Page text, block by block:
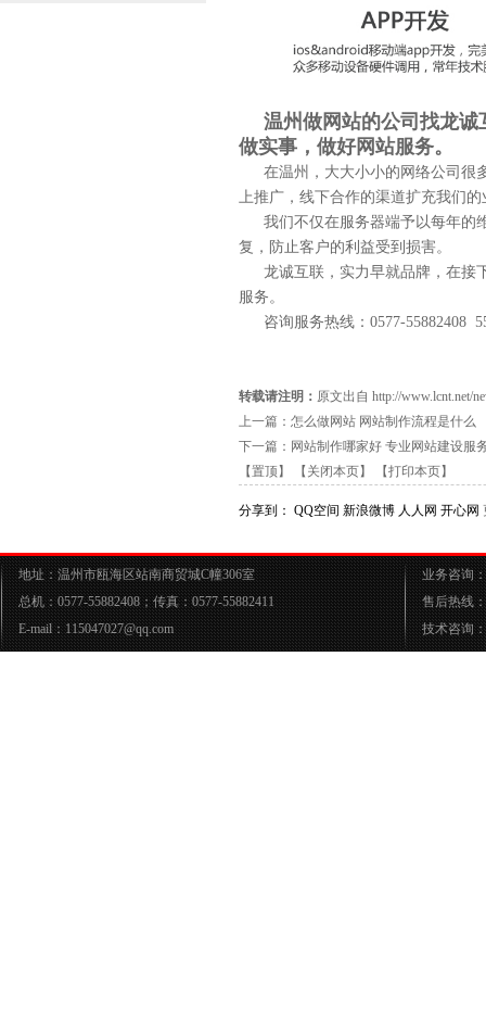
温州做网站的公司 找龙诚
做实事，做好网站服务。
在温州，大大小小的网络公司很
上推广，线下合作的渠道扩充我们
我们不仅在服务器端予以每年的
复，防止客户的利益受到损害。
龙诚互联，实力早就品牌，在接
服务。
咨询服务热线：0577-55882408
转载请注明： 原文出自 http://www.lcnt.net/
上一篇： 怎么做网站 网站制作流程是什么
下一篇： 网站制作哪家好 专业网站建设服
【置顶】
【关闭本页】 【打印本页】
分享到： QQ空间 新浪微博 人人网 开心网
地址：温州市瓯海区站南商贸城C幢306室
总机：0577-55882408；传真：0577-55882411
E-mail：115047027@qq.com
业务咨询
售后热线
技术咨询